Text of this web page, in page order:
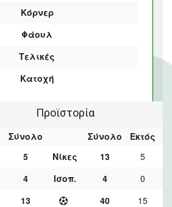
Κόρνερ
Φάουλ
Τελικές
Κατοχή
Προϊστορία
Σύνολο Σύνολο Εκτός
5 Νίκες 13
5
4 Ισοπ. 4
0
13 40 15